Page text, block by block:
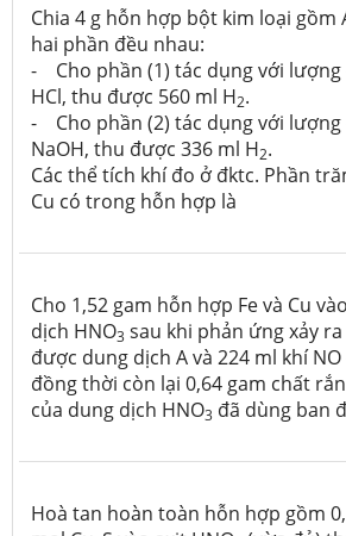
Chia 4 g hỗn hợp bột kim loại gồm
hai phần đều nhau:
- Cho phần (1) tác dụng với
HCl, thu được 560 ml H2.
- Cho phần (2) tác dụng với
NaOH, thu được 336 ml H2.
Các thể tích khí đo ở đktc. Phần
Cu có trong hỗn hợp là
Cho 1,52 gam hỗn hợp Fe và Cu
dịch HNO3 sau khi phản ứng xảy
được dung dịch A và 224 ml khí
đồng thời còn lại 0,64 gam chất
của dung dịch HNO3 đã dùng ban
Hoà tan hoàn toàn hỗn hợp gồm